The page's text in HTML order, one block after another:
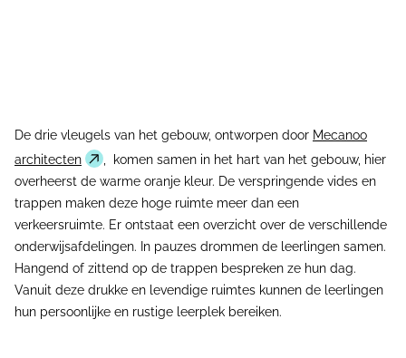
De drie vleugels van het gebouw, ontworpen door Mecanoo
architecten
, komen samen in het hart van het gebouw, hier
overheerst de warme oranje kleur. De verspringende vides en
trappen maken deze hoge ruimte meer dan een
verkeersruimte. Er ontstaat een overzicht over de verschillende
onderwijsafdelingen. In pauzes drommen de leerlingen samen.
Hangend of zittend op de trappen bespreken ze hun dag.
Vanuit deze drukke en levendige ruimtes kunnen de leerlingen
hun persoonlijke en rustige leerplek bereiken.